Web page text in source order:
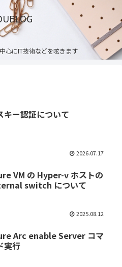
心にIT技術などを呟きます
キー認証について
2026.07.17
VM の Hyper-v ホストの
switch について
2025.08.12
Arc enable Server コマ
実行